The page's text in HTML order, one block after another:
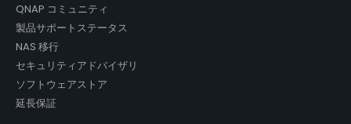
QNAP コミュニティ
製品サポートステータス
NAS 移行
セキュリティアドバイザリ
ソフトウェアストア
延長保証